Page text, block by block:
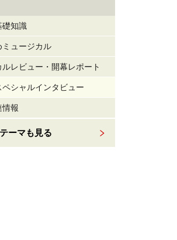
礎知識
ミュージカル
レビュー・開幕レポート
ペシャルインタビュー
情報
ーマも見る